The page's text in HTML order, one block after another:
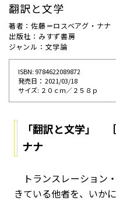
翻訳と文学
著者：佐藤＝ロスベアグ・ナナ
出版社：みすず書房
ジャンル：文学論
ISBN: 9784622089872
発売⽇： 2021/03/18
サイズ: ２０ｃｍ／２５８ｐ
「翻訳と文学」
ナナ
トランスレーション
きている他者を、いか